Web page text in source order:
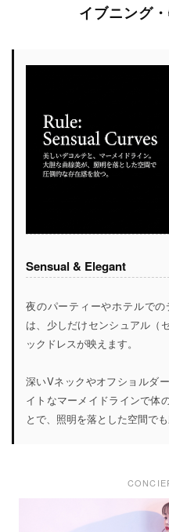
イブニング
Sensual & Elegant
夜のパーティーやホテルで
は、少しだけセンシュアル（
ックドレスが映えます。
深いVネックやオフショルダ
イトなマーメイドラインで体
とで、照明を落とした空間で